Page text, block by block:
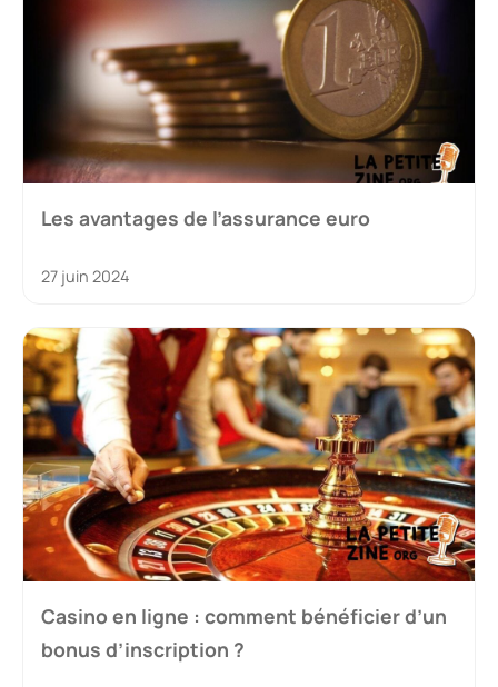
Les avantages de l’assurance euro
27 juin 2024
Casino en ligne : comment bénéficier d’un
bonus d’inscription ?